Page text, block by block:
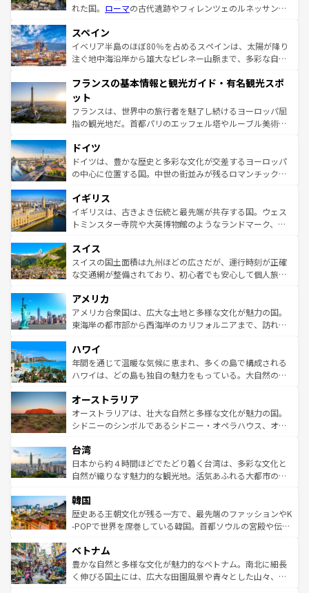
れた国。 ローマの古代遺跡やフィレンツェのルネッサンス
ろん、トスカーナの美しい田園風景やアマルフィ海岸の絶
景など、自然景観も見逃せない。観光の合間には、本場の
ピザやパスタなど、絶品のイタリア料理を堪能することも
ませてくれるイタリアで、忘れられない旅をしてみよう！
なお、新着のイタリア情報は
しい。
スペイン
イベリア半島のほぼ80％を占めるスペインは、太陽が降り
注ぐ地中海沿岸から雄大なピレネー山脈まで、多彩な自然
文化が根付くこの国では、情熱的なフラメンコ、熱気あふ
れる闘牛、そして美味しいタパスが生活の一部となってい
る。首都マドリードの洗練された雰囲気や、バルセロナの
アートに溢れた街角から、地方では古代ローマ遺跡や中世
せる。地方によって風土や気候が異なるスペインはその個
性で訪れる人を魅了する。 なお、新着のスペイン情報は コ
ンテンツ一覧を参照してほしい。
フランスの基本情報と観光ガイド・有名観光スポ
ット
フランスは、世界中の旅行者を魅了し続けるヨーロッパ屈
指の観光地だ。首都パリのエッフェル塔やルーブル美術館
で、幅広い魅力が詰まっている。華麗な宮殿、歴史的な大
聖堂、美しいビーチ、そして豊かな自然が、訪れる者を心
から魅了する。また、フランスは美食の国としても知ら
いる。シャンパンの発祥地であるランス、プロヴァンスの
香り高いラベンダー畑など、多彩な楽しみ方が可能だ。さ
らに、パリ以外の地域にも魅力が溢れており、どの街角に
れる地方に足を運ぶとそれぞれで全く異なる文化を体験で
きるだろう。 なお、新着のフランス情報はコンテンツ一覧
を参照してほしい。
ドイツ
ドイツは、豊かな歴史と多彩な文化が交差するヨーロッパ
の中心に位置する国。中世の街並みが残るロマンチック街
顔を持つこの国は、どこを歩いても飽きることがない。ベ
ルリンの文化的活気、バイエルン州のアルプスの絶景、そ
してライン川沿いのワイン畑といった風景は必見。ビール
は、お酒好きな人にはぜひ体験してほしい。 なお、新着の
ドイツ情報はコンテンツ一覧を参照してほしい。
イギリス
イギリスは、古きよき伝統と最先端が共存する国。ウェス
トミンスター寺院や大英博物館のようなランドマーク、歴
リアごとに異なる魅力がある。また、優雅なアフタヌーン
ティー、ビール好きにはたまらない英国パブ、サッカー観
戦など、本場だからこそできる体験も豊富。イギリスを旅
ンツ一覧を参照してほしい。
スイス
スイスの国土面積は九州ほどの広さだが、運行時刻が正確
な交通網が整備されており、初心者でも安心して個人旅行
の建物がそのまま残る町や、スイスならではのユニークな
博物館もあり、アルプス観光だけでなく町歩きも満喫する
ことができる。国民の所得が高いため物価も高いが、旅行
ば市内交通費無料で観光を楽しむこともできる。 なお、新
着のスイス情報はコンテンツ一覧 を参照してほしい。
アメリカ
アメリカ合衆国は、広大な土地と多様な文化が魅力の国。
東海岸の都市部から西海岸のカリフォルニアまで、訪れる
のような巨大都市は、観光、ショッピング、エンターテイ
ンメントが詰まった刺激的なスポットだ。一方、アメリカ
西部には大自然が広がり、グランドキャニオンやイエロー
部のニューオーリンズでは、音楽と美食が融合した独特の
文化が魅力。旅行者はアメリカの各地域で異なる魅力を楽
しみながら、その多様性と豊かな歴史を感じることができ
ならではの贅沢な旅のスタイルだ。 なお、新着のアメリカ
情報はコンテンツ一覧を参照してほしい。
ハワイ
年間を通じて温暖な気候に恵まれ、多くの島で構成される
ハワイは、どの島も独自の魅力をもっている。大自然の神
ワイ島は見逃せない。また、定番の観光地といえばオアフ
島だが、静かな自然を求めるならマウイ島やカウアイ島が
おすすめ。エメラルドグリーンに輝く海をはじめ、豊かな
れるおもてなしの心で訪れる人々を迎えてくれるハワイの
人々、おいしいローカルフードやハワイアンミュージッ
ク、伝統的なフラダンスなど、すべてがハワイの魅力を彩
ワイを、存分に味わってほしい。 なお、新着のハワイ情報
はコンテンツ一覧を参照してほしい。
オーストラリア
オーストラリアは、壮大な自然と多様な文化が魅力の国。
シドニーのシンボルであるシドニー・オペラハウス、オー
リアリーフや大陸中央部にそびえるウルル（エアーズロッ
ク）、タスマニアの美しい原生林やケアンズの熱帯雨林な
ど、見どころがたくさん。また、カフェやワイン、オージ
いる。アクティビティも充実しており、サーフィンやダイ
ビング、ハイキングなど、アウトドア好きにはたまらな
い。オーストラリアの多彩な魅力を存分に味わいつくそ
参照してほしい。
台湾
日本から約４時間ほどでたどり着く台湾は、多彩な文化と
自然が織りなす魅力的な観光地。活気あふれる大都市の台
ン）、静ひつな山岳地帯である台湾東部など、都市の喧騒
と山間の静けさが共存しており、訪れる人に新しい発見と
驚きをもたらしてくれる。また、奥深い台湾の食文化も魅
容にもいいと評判のスイーツなど、バラエティ豊かな料理
が味わえる。 なお、新着の台湾情報は コンテンツ一覧を参
照してほしい。
韓国
歴史ある王朝文化が残る一方で、最先端のファッションやK
-POPで世界を席巻している韓国。首都ソウルの宮殿や伝統
き、地方に足を延ばせば四季折々の自然美を楽しむことが
できる。そして、キムチや焼肉、絶品のストリートフード
まで、さまざまな韓国料理が待っている。夜には、韓国な
ベトナム
豊かな自然と多様な文化が魅力的なベトナム。南北に細長
く伸びる国土には、広大な田園風景や青々とした山々、世